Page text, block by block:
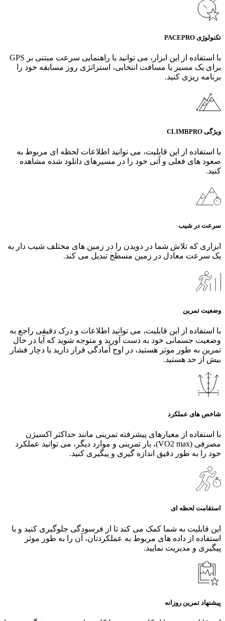
تکنولوژی PACEPRO
با استفاده از این ابزار، می‌ توانید با راهنمایی سرعت مبتنی بر GPS
برای یک مسیر یا مسافت انتخابی، استراتژی روز مسابقه خود را
برنامه‌ ریزی کنید.
ویژگی CLIMBPRO
با استفاده از این قابلیت، می‌ توانید اطلاعات لحظه ای مربوط به
صعود های فعلی و آتی خود را در مسیرهای دانلود شده مشاهده
کنید.
سرعت در شیب
ابزاری که تلاش شما در دویدن را در زمین‌ های مختلف شیب‌ دار به
یک سرعت معادل در زمین مسطح تبدیل می‌ کند.
وضعیت تمرین
با استفاده از این قابلیت، می‌ توانید اطلاعات و درک دقیقی راجع به
وضعیت جسمانی خود به دست آورید و متوجه شوید که آیا در حال
تمرین به طور ‌موثر هستید، در اوج آمادگی قرار دارید یا دچار فشار
بیش از حد هستید.
شاخص های عملکرد
با استفاده از معیارهای پیشرفته تمرینی مانند حداکثر اکسیژن
مصرفی (VO2 max)، بار تمرینی و موارد دیگر، می‌ توانید عملکرد
خود را به طور دقیق اندازه‌ گیری و پیگیری کنید.
استقامت لحظه ای
این قابلیت به شما کمک می کند تا از فرسودگی جلوگیری کنید و با
استفاده از داده های مربوط به عملکردتان، آن را به طور موثر
پیگیری و مدیریت نمایید.
پیشنهاد تمرین روزانه